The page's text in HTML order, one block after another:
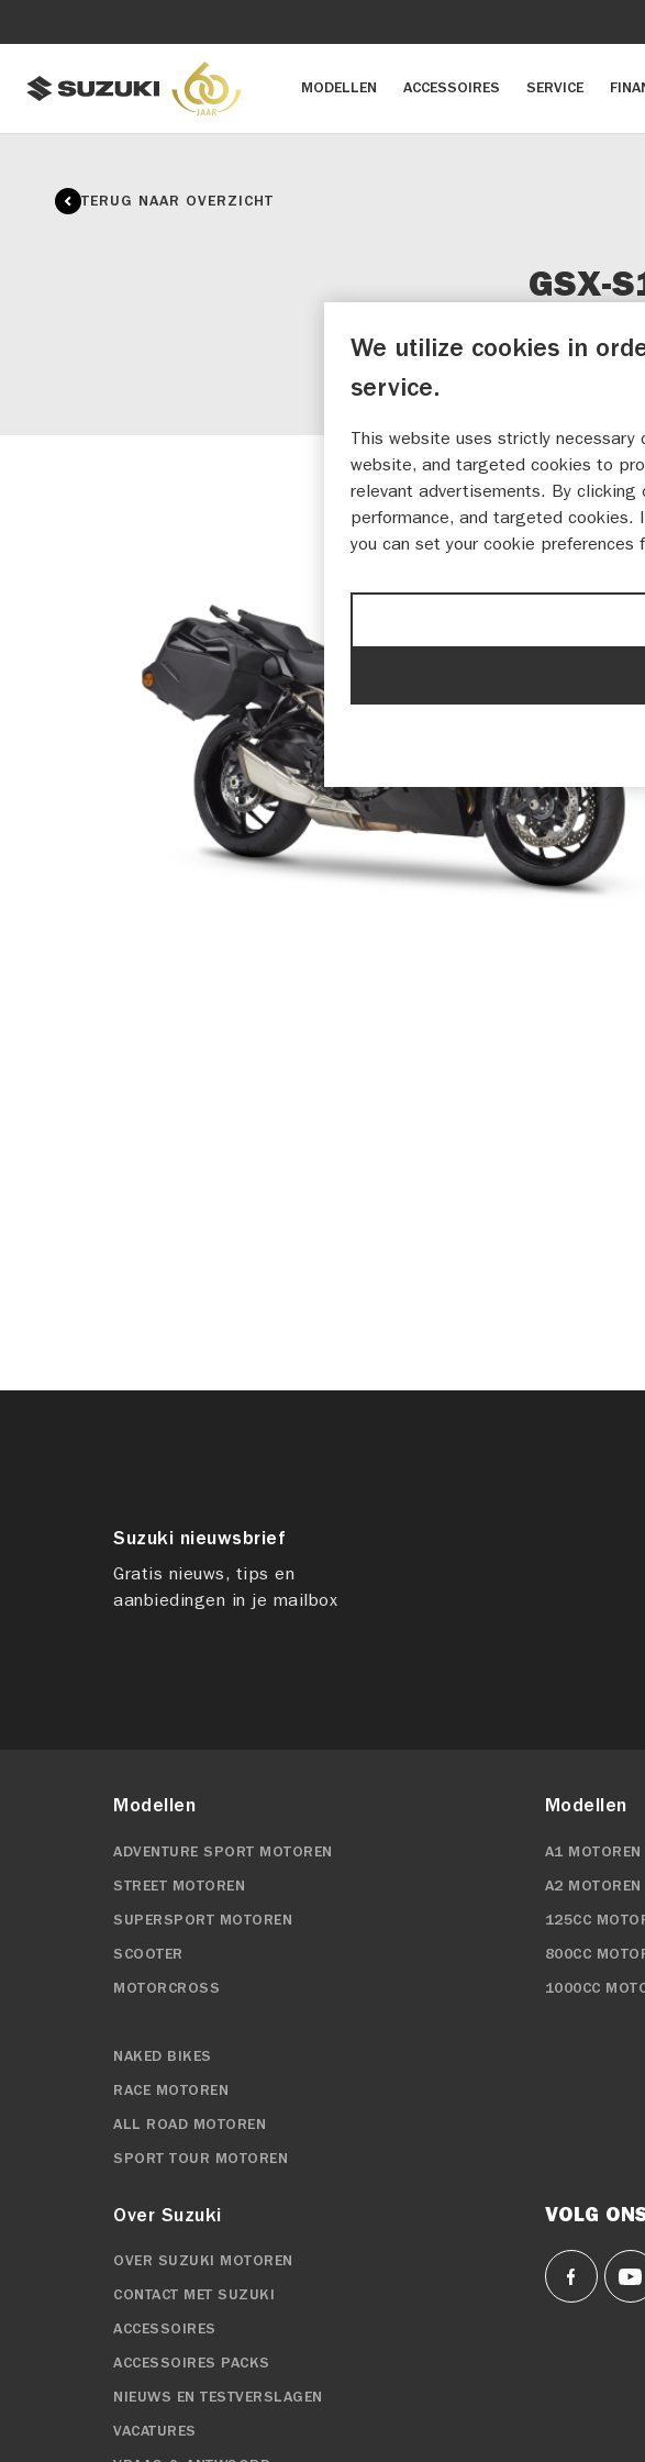
MODELLEN ACCESSOIRES SERVICE
TERUG NAAR OVERZICHT
GSX-
Suzuki nieuwsbrief
Gratis nieuws, tips en
aanbiedingen in je mailbox
Modellen
ADVENTURE SPORT MOTOREN
STREET MOTOREN
SUPERSPORT MOTOREN
SCOOTER
MOTORCROSS
NAKED BIKES
RACE MOTOREN
ALL ROAD MOTOREN
SPORT TOUR MOTOREN
Modellen
A1 MOTOREN
A2 MOTOREN
125CC
800CC
1000CC
Over Suzuki
OVER SUZUKI MOTOREN
CONTACT MET SUZUKI
ACCESSOIRES
ACCESSOIRES PACKS
NIEUWS EN TESTVERSLAGEN
VACATURES
VOLG
We utilize cookies in
service.
This website uses strictly
website, and targeted cookies to
relevant advertisements. By
performance, and targeted cookies.
you can set your cookie